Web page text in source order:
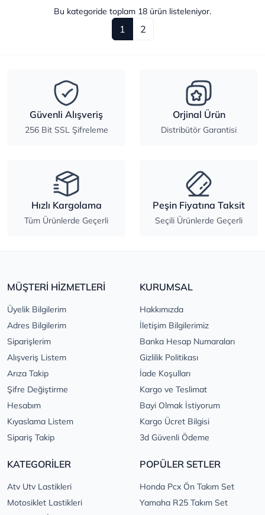
Bu kategoride toplam 18 ürün listeleniyor.
1 2
Güvenli Alışveriş
256 Bit SSL Şifreleme
Orjinal Ürün
Distribütör Garantisi
Hızlı Kargolama
Tüm Ürünlerde Geçerli
Peşin Fiyatına Taksit
Seçili Ürünlerde Geçerli
MÜŞTERİ HİZMETLERİ
Üyelik Bilgilerim
Adres Bilgilerim
Siparişlerim
Alışveriş Listem
Arıza Takip
Şifre Değiştirme
Hesabım
Kıyaslama Listem
Sipariş Takip
KURUMSAL
Hakkımızda
İletişim Bilgilerimiz
Banka Hesap Numaraları
Gizlilik Politikası
İade Koşulları
Kargo ve Teslimat
Bayi Olmak İstiyorum
Kargo Ücret Bilgisi
3d Güvenli Ödeme
KATEGORİLER
Atv Utv Lastikleri
Motosiklet Lastikleri
POPÜLER SETLER
Honda Pcx Ön Takım Set
Yamaha R25 Takım Set